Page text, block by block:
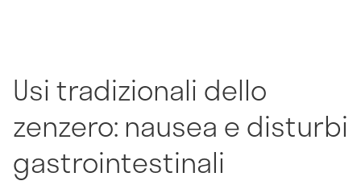
Usi tradizionali dello
zenzero: nausea e disturbi
gastrointestinali